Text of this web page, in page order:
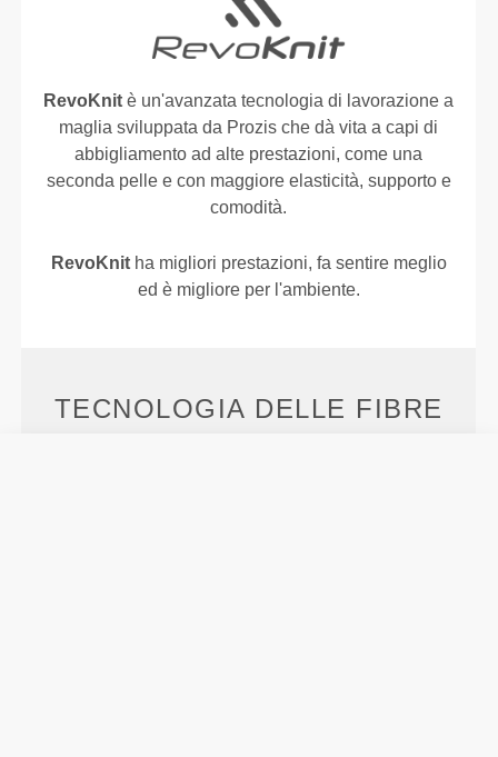
RevoKnit è un'avanzata tecnologia di lavorazione a
maglia sviluppata da Prozis che dà vita a capi di
abbigliamento ad alte prestazioni, come una
seconda pelle e con maggiore elasticità, supporto e
comodità.
RevoKnitha migliori prestazioni, fa sentire meglio
ed è migliore per l'ambiente.
TECNOLOGIA DELLE FIBRE